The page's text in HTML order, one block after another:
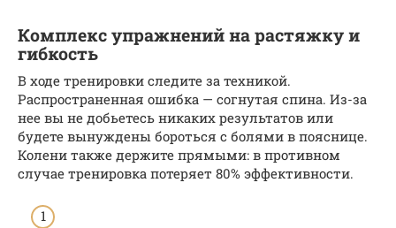
Комплекс упражнений на растяжку и
гибкость
В ходе тренировки следите за техникой.
Распространенная ошибка — согнутая спина. Из-за
нее вы не добьетесь никаких результатов или
будете вынуждены бороться с болями в пояснице.
Колени также держите прямыми: в противном
случае тренировка потеряет 80% эффективности.